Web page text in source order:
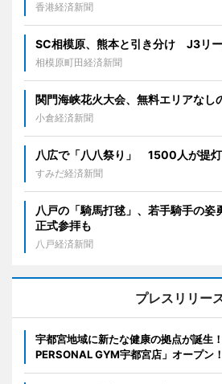
香港経済新聞
SC相模原、熊本と引き分け J3リ
相模原町田経済新聞
関門海峡花火大会、無料エリアなし
小倉経済新聞
八広で「八八祭り」 1500人が提
すみだ経済新聞
八戸の「騎馬打毬」、若手騎手の
正式参拝も
八戸経済新聞
プレスリリー
宇都宮地域に新たな健康の拠点が誕生
PERSONAL GYM宇都宮店」オープン！